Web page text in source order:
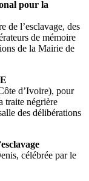
pour la
de l’esclavage, des
de mémoire
de la Mairie de
d’Ivoire), pour
traite négrière
des délibérations
célébrée par le